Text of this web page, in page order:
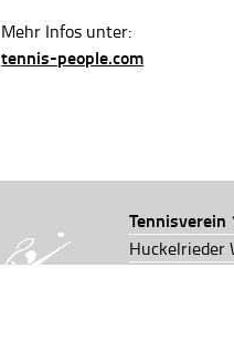
Mehr Infos unter:
tennis-people.com
Tennisverein
Huckelrieder